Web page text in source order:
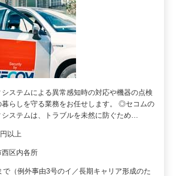
ステムによる異常感知時の対応や機器の点検
暮らしを守る業務をお任せします。 ◎セコムの
システムは、トラブルを未然に防ぐため…
以上
西区内各所
で（例外事由3号のイ／長期キャリア形成のた